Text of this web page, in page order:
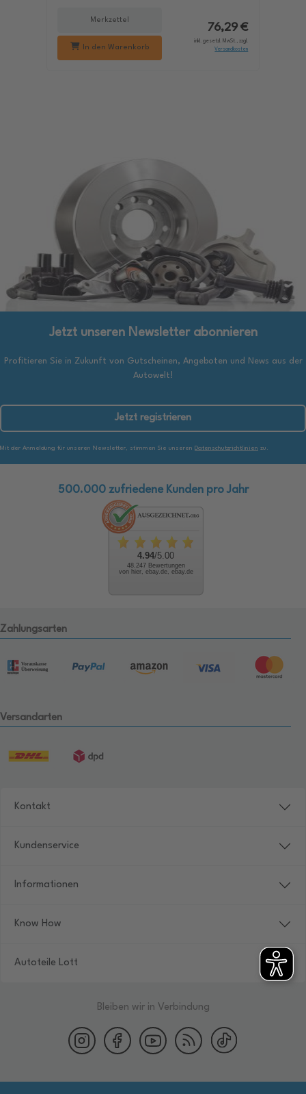
Merkzettel
In den Warenkorb
76,29 €
inkl. gesetzl. MwSt., zzgl.
Versandkosten
Jetzt unseren Newsletter abonnieren
Profitieren Sie in Zukunft von Gutscheinen, Angeboten und News aus der
Autowelt!
Jetzt registrieren
Mit der Anmeldung für unseren Newsletter, stimmen Sie unseren Datenschutzrichtlinien zu.
500.000 zufriedene Kunden pro Jahr
4.94/5.00
48.247 Bewertungen
von hier, ebay.de, ebay.de
Zahlungsarten
Versandarten
Kontakt
Kundenservice
Informationen
Know How
Autoteile Lott
Bleiben wir in Verbindung